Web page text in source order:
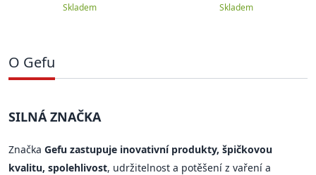
Skladem Skladem
O Gefu
SILNÁ ZNAČKA
Značka Gefu zastupuje inovativní produkty, špičkovou
kvalitu, spolehlivost, udržitelnost a potěšení z vaření a